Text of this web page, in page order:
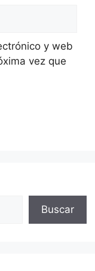
y web
vez que
Buscar